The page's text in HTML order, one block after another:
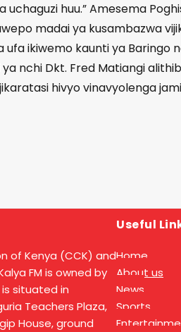
huu.” Amesema
madai ya kusambazwa
ikiwemo kaunti ya Baringo
nchi Dkt. Fred Matiangi
hivyo vinavyolenga
of Kenya (CCK) and
FM is owned by
situated in
Teachers Plaza,
House, ground
Useful
Home
About us
News
Sports